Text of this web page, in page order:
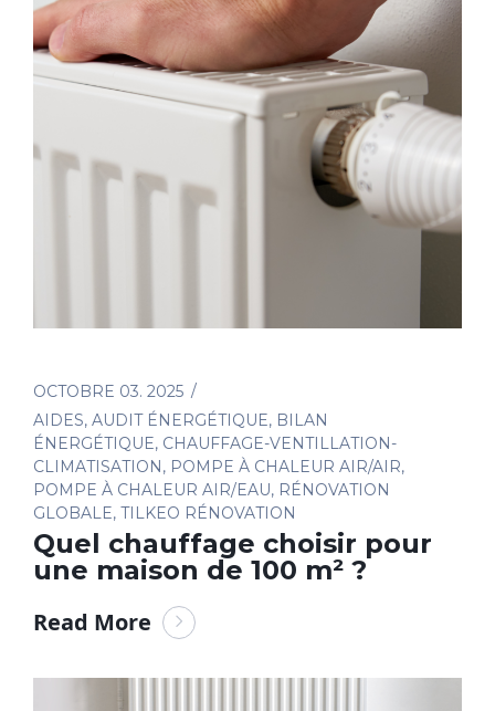
OCTOBRE 03. 2025
AIDES, AUDIT ÉNERGÉTIQUE, BILAN
ÉNERGÉTIQUE, CHAUFFAGE-VENTILLATION-
CLIMATISATION, POMPE À CHALEUR AIR/AIR,
POMPE À CHALEUR AIR/EAU, RÉNOVATION
GLOBALE, TILKEO RÉNOVATION
Quel chauffage choisir pour
une maison de 100 m² ?
Read More